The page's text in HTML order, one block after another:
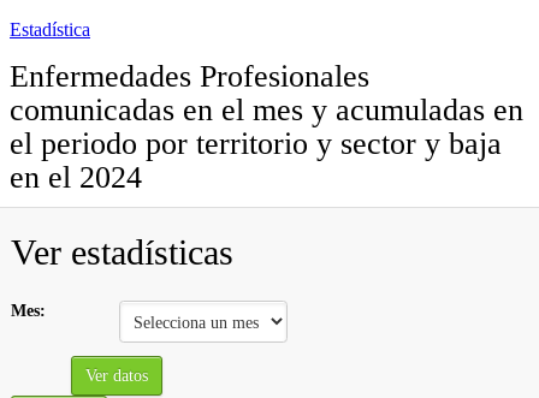
Estadística
Enfermedades Profesionales
comunicadas en el mes y acumuladas en
el periodo por territorio y sector y baja
en el 2024
Ver estadísticas
Mes:
Ver datos